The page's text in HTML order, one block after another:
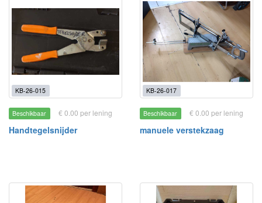
KB-26-015
Beschikbaar € 0.00 per lening
Handtegelsnijder
KB-26-017
Beschikbaar € 0.00 per lening
manuele verstekzaag